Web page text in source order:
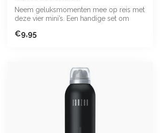
Neem geluksmomenten mee op reis met
deze vier mini’s. Een handige set om
€9,95